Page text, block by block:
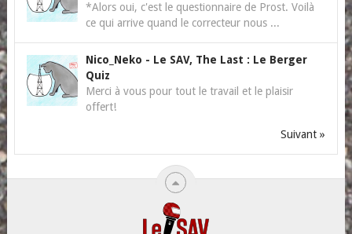
*Alors oui, c'est le questionnaire de Prost. Voilà
ce qui arrive quand le correcteur nous ...
Nico_Neko - Le SAV, The Last : Le Berger
Quiz
Merci à vous pour tout le travail et le plaisir
offert!
Suivant »